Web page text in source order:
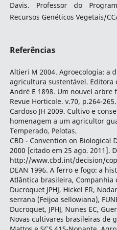
Davis. Professor do
Recursos Genéticos Vegetais/
Referências
Altieri M 2004. Agroecologia: a
agricultura sustentável. Editora
André E 1898. Um nouvel
Revue Horticole. v.70, p.264-265.
Cardoso JH 2009. Cultivo e
homenagem a um agricultor
Temperado, Pelotas.
CBD - Convention on Biological
2000 [citado em 25 ago. 2011].
http://www.cbd.int/decision/
DEAN 1996. A ferro e fogo: a
Atlântica brasileira, Companhia
Ducroquet JPHJ, Hickel ER,
serrana (Feijoa sellowiana),
Ducroquet, JPHJ, Nunes EC,
Novas cultivares brasileiras de